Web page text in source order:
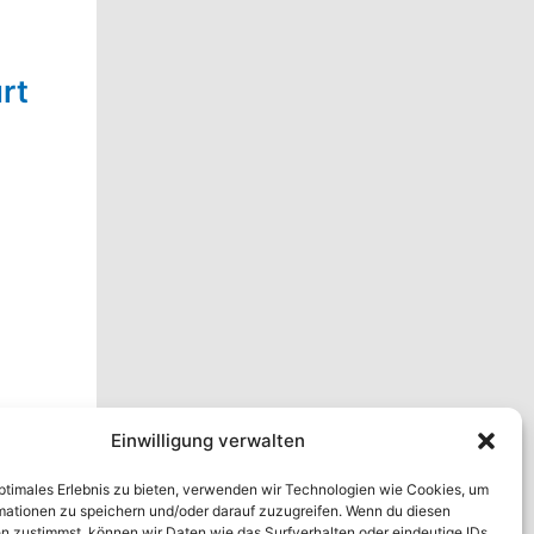
Einwilligung verwalten
Erlebnis zu bieten, verwenden wir Technologien wie Cookies, um
zu speichern und/oder darauf zuzugreifen. Wenn du diesen